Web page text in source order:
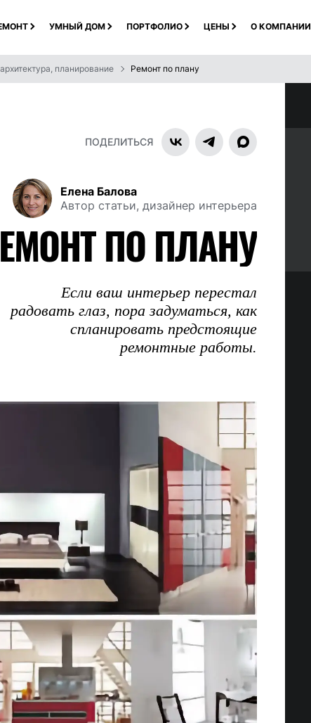
УМНЫЙ ДОМ ПОРТФОЛИО ЦЕНЫ О КОМПАНИИ
планирование Ремонт по плану
ПОДЕЛИТЬСЯ
Елена Балова
Автор статьи, дизайнер интерьера
ПО ПЛАНУ
Если ваш интерьер перестал
радовать глаз, пора задуматься, как
спланировать предстоящие
ремонтные работы.